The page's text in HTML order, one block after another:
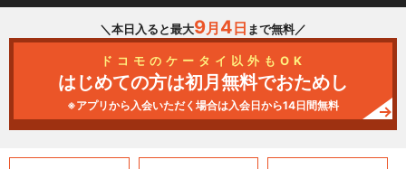
＼本日入ると最大9月 4 日 まで無料／
ドコモのケータイ以外もOK
はじめての方は初月無料でおためし
※アプリから入会いただく場合は入会日から14日間無料